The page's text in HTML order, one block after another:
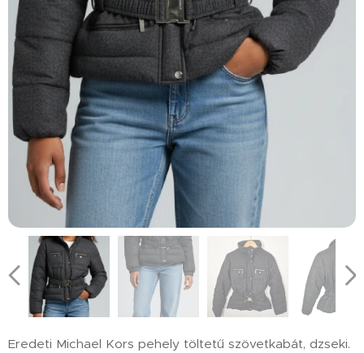
Eredeti Michael Kors pehely töltetű szövetkabát, dzseki.